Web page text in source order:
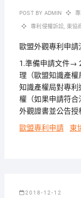
POST BY ADMIN
專利侵權訴訟, 東協
歐盟外觀專利申請
1.準備申請文件→
理（歐盟知識產
知識產權局對專
權（如果申請符
外觀證書並公告授
歐盟專利申請
東
2018-12-12